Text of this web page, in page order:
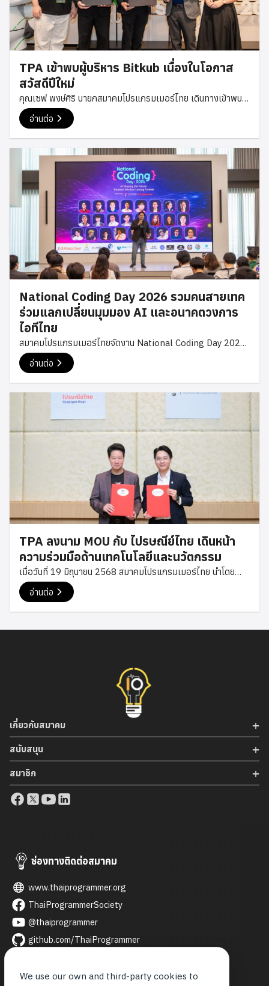
TPA เข้าพบผู้บริหาร Bitkub เนื่องในโอกาส
สวัสดีปีใหม่
คุณเซฟ พงษ์ศิริ นายกสมาคมโปรแกรมเมอร์ไทย เดินทางเข้าพบ
คุณทวีทรัพย์ ราวรรณ์ ผู้ร่วมก่อตั้งและกรรมการบริหารของ
Bitkub Group เนื่องในโอกาสสวัสดีปีใหม่ เพื่อส่งมอบคำอวยพร
และพูดคุยกันอย่างเป็นกันเอง ในโอกาสนี้ ทั้งสองฝ่ายได้ร่วมแลก
เปลี่ยนมุมมองเกี่ยวกับแนวโน้มเทคโนโลยีและอุตสาหกรรมดิจิทัล
ตลอดจนแนวทางการพัฒนาศักยภาพของนักพัฒนาและบุคลากร
ด้านเทคโนโลยีในประเทศไทย รวมถึงโอกาสในการสร้างความร่วม
มือระหว่างภาคเอกชนและชุมชนนักพัฒนาในอนาคต การพบปะครั้ง
นี้ยังสะท้อนถึงความตั้งใจของสมาคมโปรแกรมเมอร์ไทยในการ
สร้างเครือข่ายความร่วมมือกับองค์กรชั้นนำในอุตสาหกรรม
เทคโนโลยี เพื่อสนับสนุนการพัฒนาองค์ความรู้ การสร้างโอกาส
ใหม่ ๆ ให้กับนักพัฒนาไทย และร่วมกันผลักดันระบบนิเวศด้าน
เทคโนโลยีของประเทศให้เติบโตอย่างต่อเนื่อง สมาคม
อย่างอบอุ่น และขออวยพรให้ปีใหม่นี้เป็นปีแห่งความสำเร็จและการ
เติบโตอย่างต่อเนื่อง #TPA #ThaiProgrammer #Bitkub
#TechCommunity
อ่านต่อ
National Coding Day 2026 รวมคนสายเทค
ร่วมแลกเปลี่ยนมุมมอง AI และอนาคตวงการ
ไอทีไทย
สมาคมโปรแกรมเมอร์ไทยจัดงาน National Coding Day 2026
เมื่อวันที่ 24 มกราคม 2569 ณ Club Siam Glowfish โดยมีนัก
พัฒนาเทคโนโลยี ผู้เชี่ยวชาญในอุตสาหกรรมดิจิทัล และผู้ที่สนใจ
ด้านการเขียนโปรแกรมเข้าร่วมงานอย่างคึกคัก งาน National
Coding Day ถือเป็นงานคอนเฟอเรนซ์ประจำปีของสมาคม
แลกเปลี่ยนความรู้ และร่วมกันมองภาพอนาคตของวงการไอทีไทย
ภายใต้แนวคิด“AI Shaping the Future : Timeless Wisdom
Lasting Forever” ซึ่งสะท้อนถึงบทบาทของปัญญาประดิษฐ์ (AI)
ที่กำลังเข้ามามีอิทธิพลต่อโลกเทคโนโลยี ควบคู่กับหลักการและ
แนวคิดด้านการพัฒนาซอฟต์แวร์ที่ยังคงคุณค่าเหนือกาลเวลา
ภายในงานแบ่งกิจกรรมออกเป็นหลายช่วง โดยในช่วงเช้ามีเวที
Conference ที่นำเสนอภาพรวมแนวโน้มเทคโนโลยี AI การ
ที่ AI กลายเป็นส่วนหนึ่งขององค์กรต่าง ๆ มากขึ้น ขณะที่ช่วงบ่ายมี
การจัด Session แบบ Track แยกหัวข้อ ทั้งด้านการประยุกต์ใช้
AI […]
อ่านต่อ
TPA ลงนาม MOU กับ ไปรษณีย์ไทย เดินหน้า
ความร่วมมือด้านเทคโนโลยีและนวัตกรรม
เมื่อวันที่ 19 มิถุนายน 2568 สมาคมโปรแกรมเมอร์ไทย นำโดย
คุณเซฟ พงษ์ศิริ นายกสมาคม และ คุณโม กฤษฎา กรรมการ
สมาคม เข้าร่วมพิธีลงนามบันทึกข้อตกลงความร่วมมือ (MOU) กับ
บริษัท ไปรษณีย์ไทย จำกัด โดยมี ดร.ดนันท์ สุภัทรพันธุ์ กรรมการผู้
จัดการใหญ่ พร้อมทีมผู้บริหารให้การต้อนรับและร่วมลงนามในครั้ง
ความรู้ระหว่างภาคเทคโนโลยีและภาคธุรกิจ เพื่อยกระดับศักยภาพ
ของนักพัฒนาและองค์กรไทยให้สามารถปรับตัวต่อการเปลี่ยนแปลง
ของโลกดิจิทัลได้อย่างมีประสิทธิภาพ พร้อมสนับสนุนการเติบโตของ
ธุรกิจไทยให้แข็งแกร่งในยุคเศรษฐกิจดิจิทัล พิธีลงนามจัดขึ้น ณ
ไปรษณีย์ไทย สำนักงานใหญ่ ท่ามกลางบรรยากาศแห่งความร่วม
มือและวิสัยทัศน์ร่วมกันของทั้งสององค์กร ที่มุ่งขับเคลื่อนการ
พัฒนาเทคโนโลยีและนวัตกรรมของประเทศ พร้อมส่งเสริมการ
เติบโตของเศรษฐกิจดิจิทัลไทยอย่างยั่งยืน การลงนามบันทึกข้อ
ตกลงในครั้งนี้นับเป็นอีกก้าวสำคัญของสมาคมโปรแกรมเมอร์ไทย
ในการสร้างเครือข่ายความร่วมมือกับองค์กรชั้นนำของประเทศ
อ่านต่อ
เกี่ยวกับสมาคม
สนับสนุน
สมาชิก
ช่องทางติดต่อสมาคม
www.thaiprogrammer.org
ThaiProgrammerSociety
@thaiprogrammer
github.com/ThaiProgrammer
thai_programmer
We use our own and third-party cookies to